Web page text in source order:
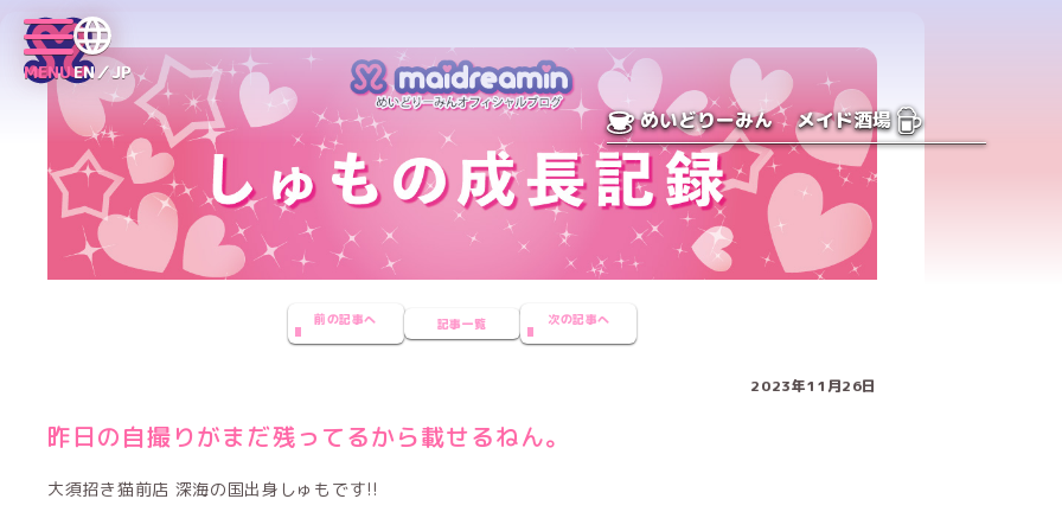
MENUEN／JP
めいどりーみん メイド酒場
前の記事へ 記事一覧 次の記事へ
2023年11月26日
昨日の自撮りがまだ残ってるから載せるねん。
大須招き猫前店 深海の国出身しゅもです!!